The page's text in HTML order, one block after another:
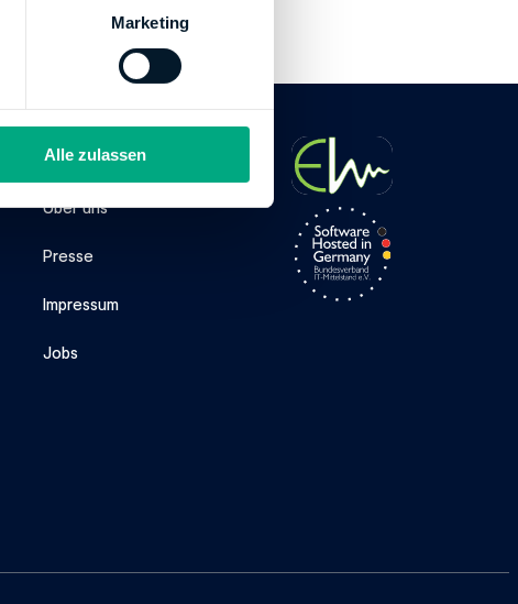
Marketing
Alle zulassen
Unternehmen
Über uns
Presse
Impressum
Jobs